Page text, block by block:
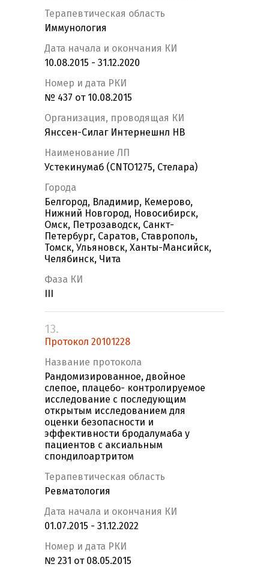
Терапевтическая область
Иммунология
Дата начала и окончания КИ
10.08.2015 - 31.12.2020
Номер и дата РКИ
№ 437 от 10.08.2015
Организация, проводящая КИ
Янссен-Силаг Интернешнл НВ
Наименование ЛП
Устекинумаб (CNTO1275, Стелара)
Города
Белгород, Владимир, Кемерово,
Нижний Новгород, Новосибирск,
Омск, Петрозаводск, Санкт-
Петербург, Саратов, Ставрополь,
Томск, Ульяновск, Ханты-Мансийск,
Челябинск, Чита
Фаза КИ
13.
Протокол 20101228
Название протокола
Рандомизированное, двойное
слепое, плацебо- контролируемое
исследование с последующим
открытым исследованием для
оценки безопасности и
эффективности бродалумаба у
пациентов с аксиальным
спондилоартритом
Терапевтическая область
Ревматология
Дата начала и окончания КИ
01.07.2015 - 31.12.2022
Номер и дата РКИ
№ 231 от 08.05.2015